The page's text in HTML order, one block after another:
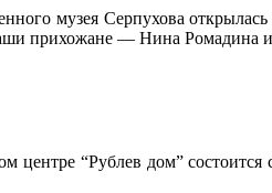
музея Серпухова
прихожане — Нина Ромадина
центре “Рублев дом”